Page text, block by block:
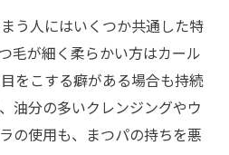
う人にはいくつか共通した特
毛が細く柔らかい方はカール
をこする癖がある場合も持続
油分の多いクレンジングやウ
の使用も、まつパの持ちを悪